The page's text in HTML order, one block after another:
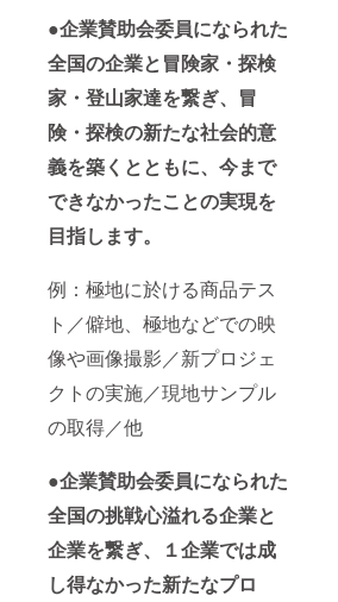
●企業賛助会委員になられた
全国の企業と冒険家・探検
家・登山家達を繋ぎ、冒
険・探検の新たな社会的意
義を築くとともに、今まで
できなかったことの実現を
目指します。
例：極地に於ける商品テス
ト／僻地、極地などでの映
像や画像撮影／新プロジェ
クトの実施／現地サンプル
の取得／他
●企業賛助会委員になられた
全国の挑戦心溢れる企業と
企業を繋ぎ、１企業では成
し得なかった新たなプロ